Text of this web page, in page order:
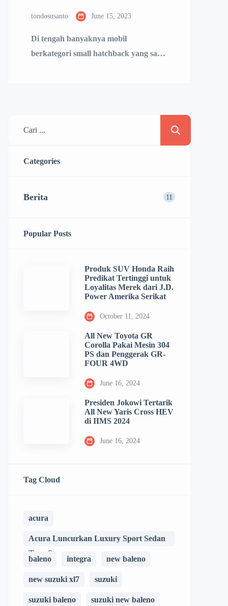
tondosusanto June 15, 2023
Di tengah banyaknya mobil
berkategori small hatchback yang saat
Hatchback’ tersebut diraih Baleno
diselenggarakan oleh Tabloid Otomotif
Sales menghadirkan […]
Categories
Berita 11
Popular Posts
Produk SUV Honda Raih
Predikat Tertinggi untuk
Loyalitas Merek dari J.D.
Power Amerika Serikat
October 11, 2024
All New Toyota GR
Corolla Pakai Mesin 304
PS dan Penggerak GR-
FOUR 4WD
June 16, 2024
Presiden Jokowi Tertarik
All New Yaris Cross HEV
di IIMS 2024
June 16, 2024
Tag Cloud
acura
Acura Luncurkan Luxury Sport Sedan
Type S
baleno integra new baleno
new suzuki xl7 suzuki
suzuki baleno suzuki new baleno